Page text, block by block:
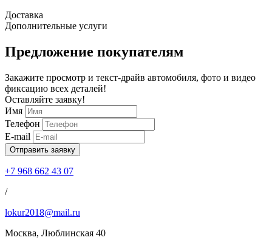
Доставка
Дополнительные услуги
Предложение покупателям
Закажите просмотр и текст-драйв автомобиля, фото и видео
фиксацию всех деталей!
Оставляйте заявку!
Имя
Телефон
E-mail
Отправить заявку
+7 968 662 43 07
/
lokur2018@mail.ru
Москва, Люблинская 40